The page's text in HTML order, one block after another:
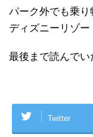
パーク外でも乗り
ディズニーリゾー
最後まで読んでい
Twitter